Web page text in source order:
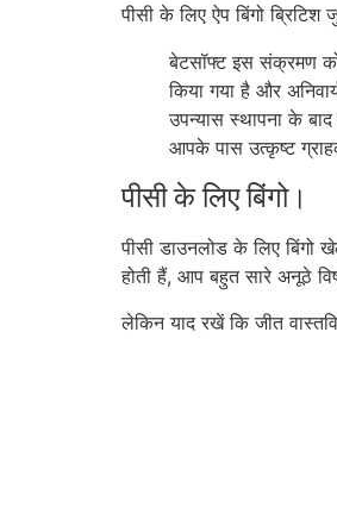
पीसी के लिए ऐप बिंगो
बेटसॉफ्ट इस संक्रमण को
किया गया है और
उपन्यास स्थापना के
आपके पास उत्कृष्ट
पीसी के लिए बिंगो।
पीसी डाउनलोड के लिए बिंगो
होती हैं, आप बहुत सारे अनूठे
लेकिन याद रखें कि जीत